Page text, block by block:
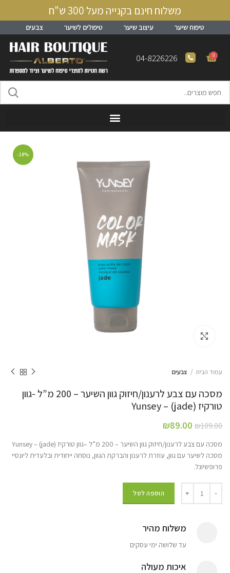
משלוח חינם בקנייה מעל 300 ש"ח
טיפוח שיער עיצוב שיער טיפולים לשיער צבעים
0
04-8226226
-18%
עמוד הבית צבעים
מסכה עם צבע לרענון/חיזוק גוון השיער – 200 מ”ל -גוון
טורקיז (jade) – Yunsey
₪109.00
₪89.00
מסכה עם צבע לרענון/חיזוק גוון השיער – 200 מ”ל –גוון טורקיז (jade) – Yunsey
מסכה לשיער עם גוון, עוזרת לרענון והברקת הגוון, נוסחה ייחודית ובלעדית ליונסיי
פרופשיונל.
הוספה לסל
משלוח מהיר
עד שלושה ימי עסקים
איכות מעולה